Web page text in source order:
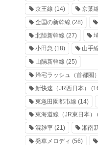
京王線 (14) 京葉
全国の新幹線 (28)
北陸新幹線 (27)
小田急 (18) 山手
山陽新幹線 (25)
帰宅ラッシュ（首都圏）
新快速（JR西日本）
東急田園都市線 (14)
東海道線（JR東日本）
混雑率 (21) 湘南
発車メロディ (56)